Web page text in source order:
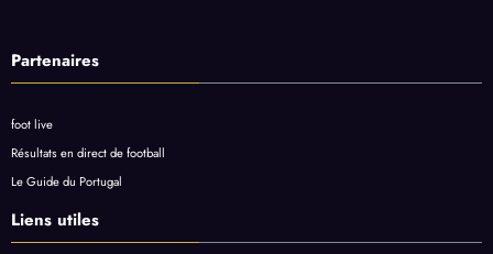
Partenaires
foot live
Résultats en direct de football
Le Guide du Portugal
Liens utiles